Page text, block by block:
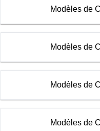
Modèles de
Modèles de
Modèles de
Modèles de